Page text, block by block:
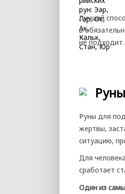
Лучший
в
не подходит.
Руны для
жертвы,
ситуацию,
Для
сработает
Один из